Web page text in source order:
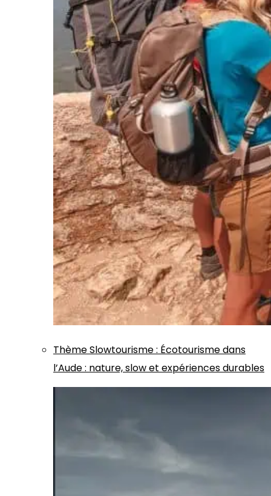
ThèmeSlowtourisme: Écotourisme dans
l’Aude : nature, slow et expériences durables